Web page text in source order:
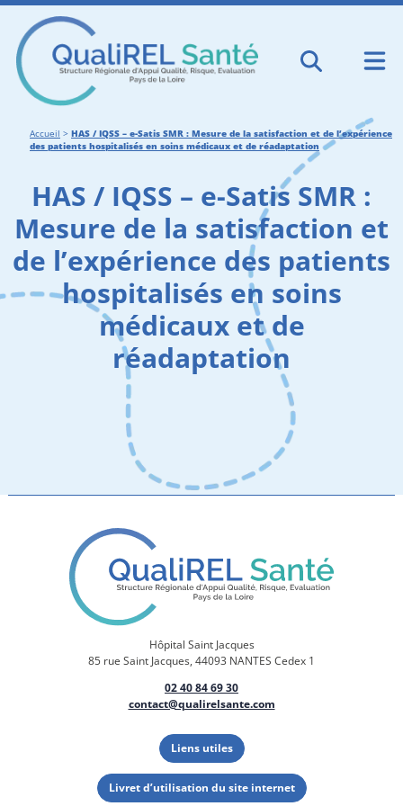
Accueil > HAS / IQSS – e-Satis SMR : Mesure de la satisfaction et de l’expérience
des patients hospitalisés en soins médicaux et de réadaptation
HAS / IQSS – e-Satis SMR :
Mesure de la satisfaction et
de l’expérience des patients
hospitalisés en soins
médicaux et de
réadaptation
Hôpital Saint Jacques
85 rue Saint Jacques, 44093 NANTES Cedex 1
02 40 84 69 30
contact@qualirelsante.com
Liens utiles
Livret d’utilisation du site internet